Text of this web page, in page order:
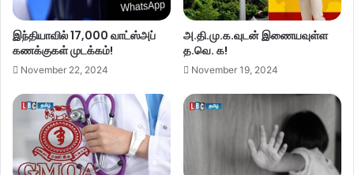
இந்தியாவில் 17,000 வாட்ஸ்அப்
கணக்குகள் முடக்கம்!
November 22, 2024
அ.தி.மு.க.வுடன் இணையவுள்ள
த.வெ. க!
November 19, 2024